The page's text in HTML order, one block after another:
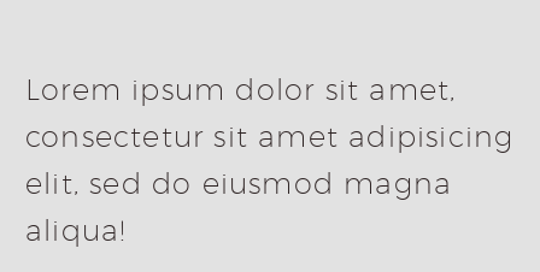
Lorem ipsum dolor sit amet,
consectetur sit amet adipisicing
elit, sed do eiusmod magna
aliqua!